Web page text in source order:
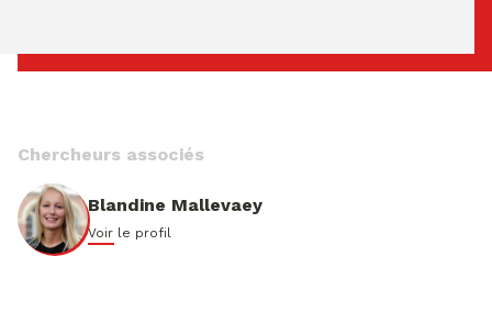
Chercheurs associés
Blandine Mallevaey
Voir le profil